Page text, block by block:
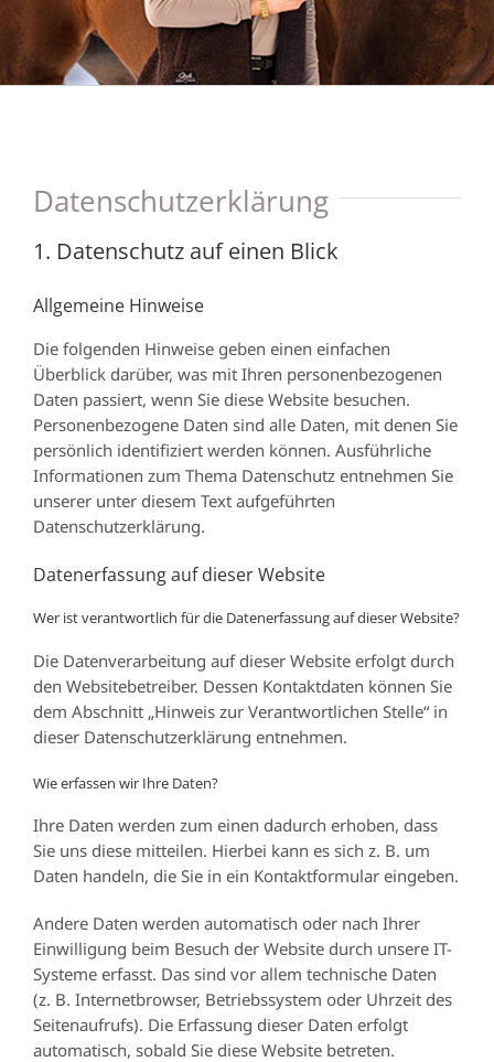
Datenschutzerklärung
1. Datenschutz auf einen Blick
Allgemeine Hinweise
Die folgenden Hinweise geben einen einfachen
Überblick darüber, was mit Ihren personenbezogenen
Daten passiert, wenn Sie diese Website besuchen.
Personenbezogene Daten sind alle Daten, mit denen Sie
persönlich identifiziert werden können. Ausführliche
Informationen zum Thema Datenschutz entnehmen Sie
unserer unter diesem Text aufgeführten
Datenschutzerklärung.
Datenerfassung auf dieser Website
Wer ist verantwortlich für die Datenerfassung auf dieser Website?
Die Datenverarbeitung auf dieser Website erfolgt durch
den Websitebetreiber. Dessen Kontaktdaten können Sie
dem Abschnitt „Hinweis zur Verantwortlichen Stelle“ in
dieser Datenschutzerklärung entnehmen.
Wie erfassen wir Ihre Daten?
Ihre Daten werden zum einen dadurch erhoben, dass
Sie uns diese mitteilen. Hierbei kann es sich z. B. um
Daten handeln, die Sie in ein Kontaktformular eingeben.
Andere Daten werden automatisch oder nach Ihrer
Einwilligung beim Besuch der Website durch unsere IT-
Systeme erfasst. Das sind vor allem technische Daten
(z. B. Internetbrowser, Betriebssystem oder Uhrzeit des
Seitenaufrufs). Die Erfassung dieser Daten erfolgt
automatisch, sobald Sie diese Website betreten.